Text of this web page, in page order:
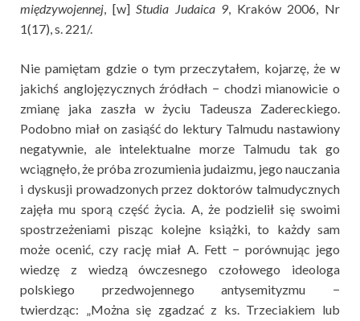
międzywojennej, [w]Studia Judaica 9, Kraków 2006, Nr
1(17), s. 221/.
Nie pamiętam gdzie o tym przeczytałem, kojarzę, że w
jakichś anglojęzycznych źródłach − chodzi mianowicie o
zmianę jaka zaszła w życiu Tadeusza Zadereckiego.
Podobno miał on zasiąść do lektury Talmudu nastawiony
negatywnie, ale intelektualne morze Talmudu tak go
wciągnęło, że próba zrozumienia judaizmu, jego nauczania
i dyskusji prowadzonych przez doktorów talmudycznych
zajęła mu sporą część życia. A, że podzielił się swoimi
spostrzeżeniami pisząc kolejne książki, to każdy sam
może ocenić, czy rację miał A. Fett − porównując jego
wiedzę z wiedzą ówczesnego czołowego ideologa
polskiego przedwojennego antysemityzmu −
twierdząc: „Można się zgadzać z ks. Trzeciakiem lub